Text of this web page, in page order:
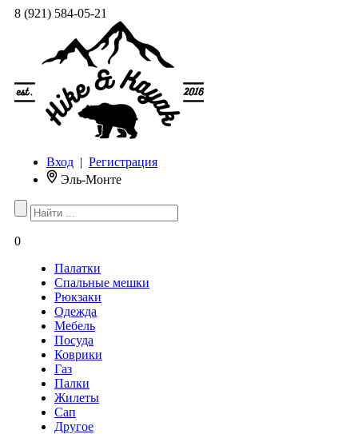
8 (921) 584-05-21
Вход | Регистрация
Эль-Монте
0
Палатки
Спальные мешки
Рюкзаки
Одежда
Мебель
Посуда
Коврики
Газ
Палки
Жилеты
Сап
Другое